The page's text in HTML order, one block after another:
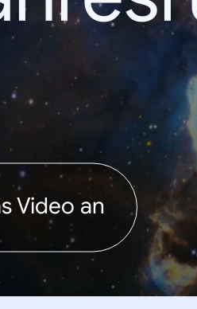
Video an